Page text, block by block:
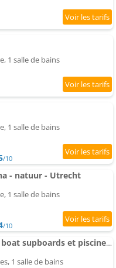
1 salle de bains
1 salle de bains
/10
- natuur - Utrecht
1 salle de bains
/10
Bohemian included boat supboards et piscine 5 minutes by boat de parking to the bohemien
1 salle de bains